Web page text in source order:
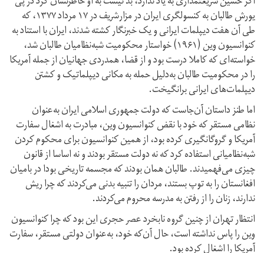
یورش طالبان به کنسولگری ایران در مزار‌شریف در ۱۷ مرداد ۱۳۷۷، که
طی آن هفت دیپلمات ایرانی و یک خبرنگار کشته شدند، ایران با استناد به
کنوانسیون وین (۱۹۶۱) خواستار محکومیت شبه‌نظامیان طالبان شد،
خواسته‌ای که کاملا درست بود و از قضا، همدردی جهانیان از جمله آمریکا
را در محکومیت طالبان به‌‌دلیل حمله به مکانی دیپلماتیک و کشتن
دیپلمات‌های ایرانی برانگیخت.
اما طنز داستان آن‌جاست که دولت جمهوری اسلامی ایران به‌عنوان
نظامی مستقر که خود با نقض کنوانسیون وین، مبادرت به اشغال سفارت
آمریکا و گروگانگیری کرده بود، از همین کنوانسیون برای محکوم کردن
شبه‌نظامیانی استفاده کرد که نه دولت مستقر بودند و نه اساسا از قانون
چیزی می‌فهمیدند. طالبان همان بودند که مجسمه تاریخی بودا در بامیان
افغانستان را به توپ بستند، مردان را تنبیه بدنی می‌کردند که چرا ریش
ندارند، زنان را از رفتن به مدرسه محروم می‌کردند.
انتظار تهران از چنین گروه نابخرد عصر حجری این بود که چرا کنوانسیون
وین را پاس نداشته است، حال آن‌که خود، به‌عنوان دولتی مستقر، سفارت